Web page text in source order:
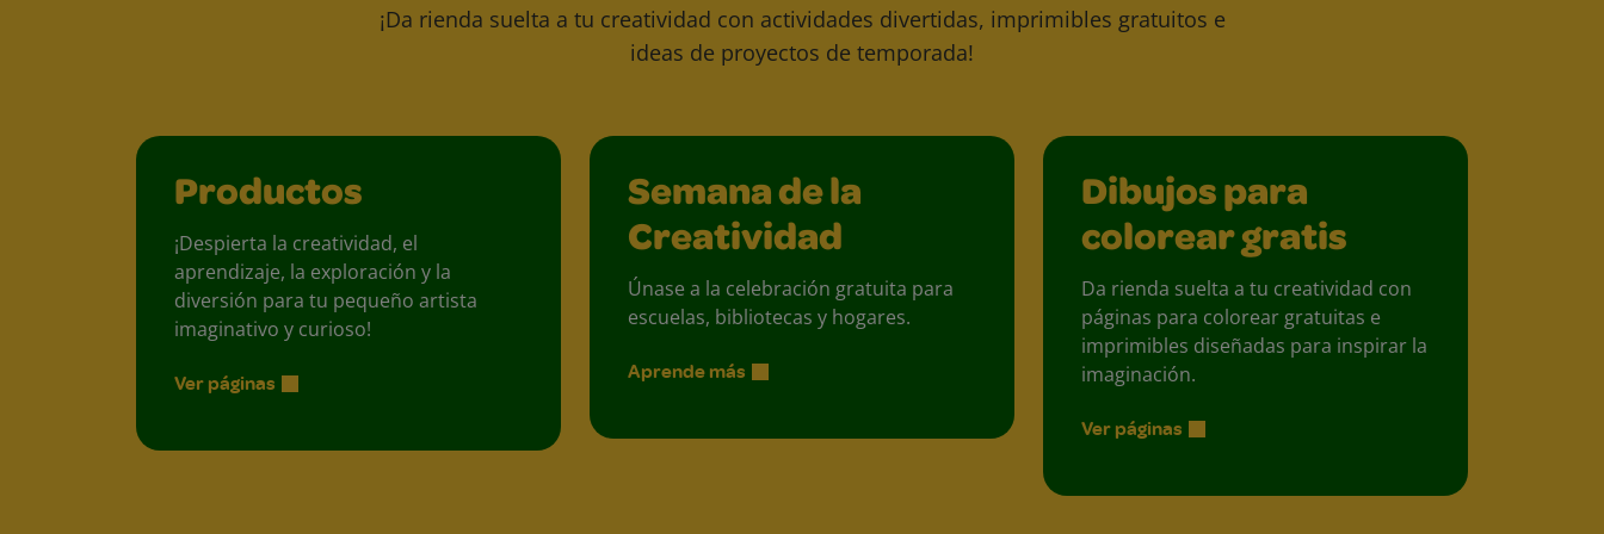
¡Da rienda suelta a tu creatividad con actividades divertidas, imprimibles gratuitos e
ideas de proyectos de temporada!
Productos
¡Despierta la creatividad, el
aprendizaje, la exploración y la
diversión para tu pequeño artista
imaginativo y curioso!
Ver páginas
Semana de la
Creatividad
Únase a la celebración gratuita para
escuelas, bibliotecas y hogares.
Aprende más
Dibujos para
colorear gratis
Da rienda suelta a tu creatividad con
páginas para colorear gratuitas e
imprimibles diseñadas para inspirar la
imaginación.
Ver páginas